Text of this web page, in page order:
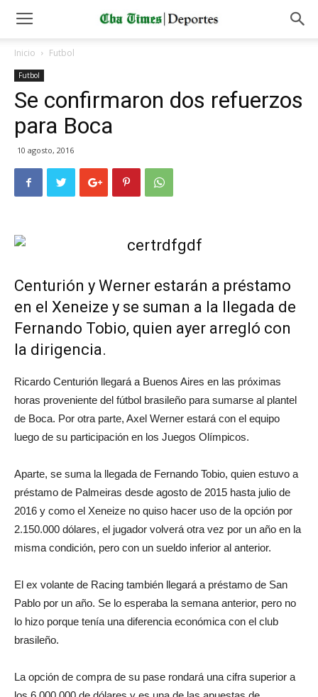
Inicio Futbol
Futbol
Se confirmaron dos refuerzos
para Boca
10 agosto, 2016
Centurión y Werner estarán a préstamo
en el Xeneize y se suman a la llegada de
Fernando Tobio, quien ayer arregló con
la dirigencia.
Ricardo Centurión llegará a Buenos Aires en las próximas
horas proveniente del fútbol brasileño para sumarse al plantel
de Boca. Por otra parte, Axel Werner estará con el equipo
luego de su participación en los Juegos Olímpicos.
Aparte, se suma la llegada de Fernando Tobio, quien estuvo a
préstamo de Palmeiras desde agosto de 2015 hasta julio de
2016 y como el Xeneize no quiso hacer uso de la opción por
2.150.000 dólares, el jugador volverá otra vez por un año en la
misma condición, pero con un sueldo inferior al anterior.
El ex volante de Racing también llegará a préstamo de San
Pablo por un año. Se lo esperaba la semana anterior, pero no
lo hizo porque tenía una diferencia económica con el club
brasileño.
La opción de compra de su pase rondará una cifra superior a